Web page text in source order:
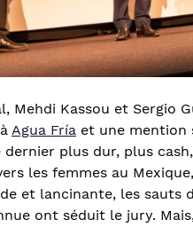
Mehdi Kassou et Sergio
Agua Fría et une mention
dernier plus dur, plus
les femmes au
et lancinante, les sauts
ont séduit le jury. Mais,